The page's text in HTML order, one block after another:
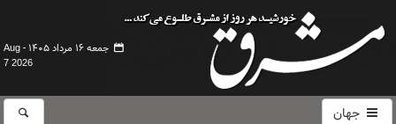
جمعه ۱۶ مرداد ۱۴۰۵ -
Aug
7 2026
جهان